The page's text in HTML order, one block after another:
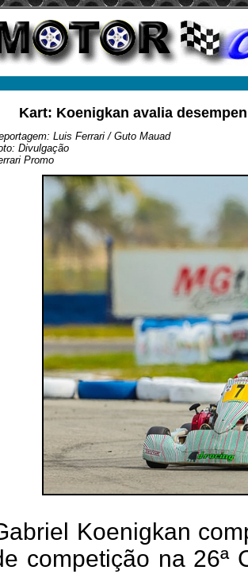
Kart: Koenigkan avalia
Luis Ferrari / Guto Mauad
Divulgação
Promo
Koenigkan
competição na 26ª